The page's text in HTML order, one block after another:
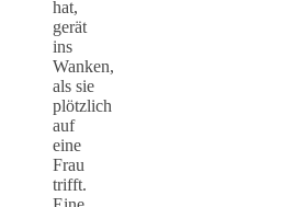
hat,
gerät
ins
Wanken,
als sie
plötzlich
auf
eine
Frau
trifft.